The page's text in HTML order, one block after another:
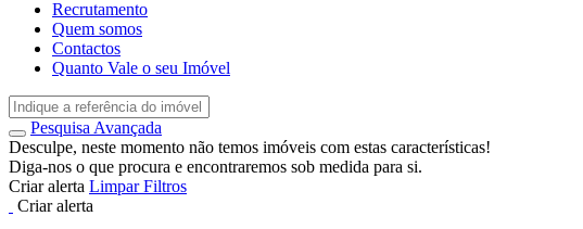
Recrutamento
Quem somos
Contactos
Quanto Vale o seu Imóvel
Pesquisa Avançada
Desculpe, neste momento não temos imóveis com estas características!
Diga-nos o que procura e encontraremos sob medida para si.
Criar alerta Limpar Filtros
Criar alerta